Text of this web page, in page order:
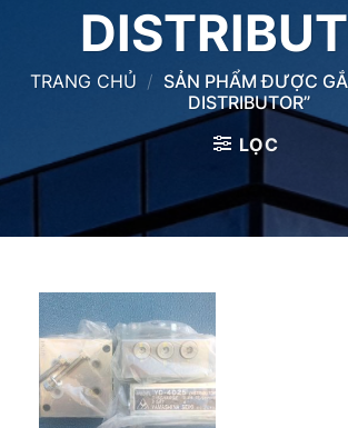
TRANG CHỦ / SẢN PHẨM ĐƯỢC
DISTRIBUTOR”
LỌC